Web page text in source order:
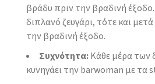
βράδυ πριν την βραδινή
διπλανό ζευγάρι, τότε και
την βραδινή έξοδο.
Συχνότητα: Κάθε μέρα των
κυνηγάει την barwoman με τα